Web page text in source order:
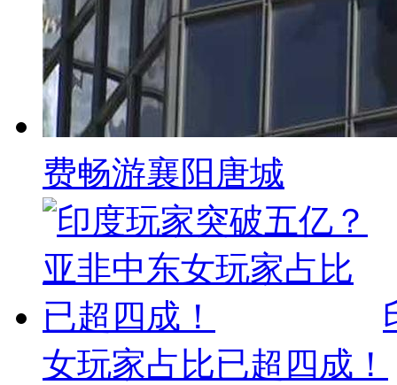
费畅游襄阳唐城
女玩家占比已超四成！